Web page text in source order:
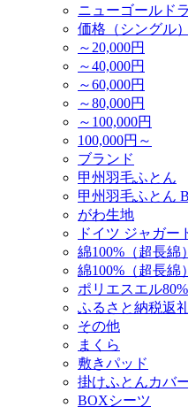
ニューゴールド
価格（シングル）
～20,000円
～40,000円
～60,000円
～80,000円
～100,000円
100,000円～
ブランド
甲州羽毛ふとん
甲州羽毛ふとん
がわ生地
ドイツ ジャガー
綿100%（超長綿
綿100%（超長綿
ポリエスエル
ふるさと納税返
その他
まくら
敷きパッド
掛けふとんカバ
BOXシーツ